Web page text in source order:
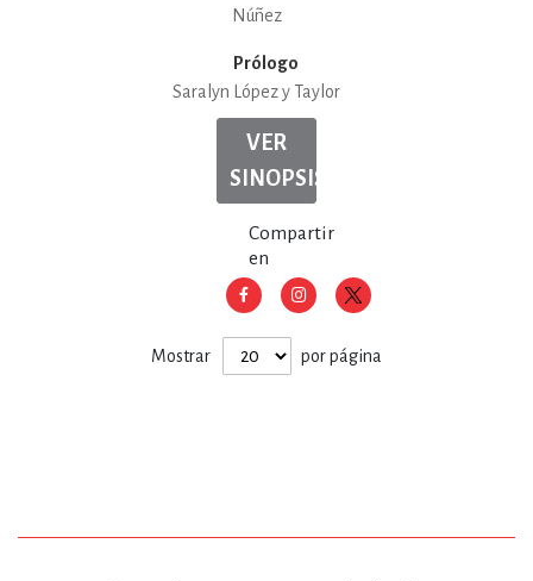
Núñez
Prólogo
Saralyn López y Taylor
VER
SINOPSIS
Compartir
en
Mostrar por página